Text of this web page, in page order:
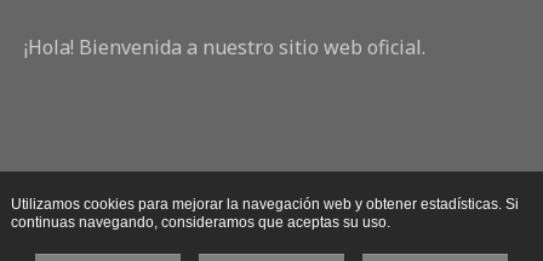
¡Hola! Bienvenida a nuestro sitio web oficial.
Utilizamos cookies para mejorar la navegación web y obtener estadísticas. Si
continuas navegando, consideramos que aceptas su uso.